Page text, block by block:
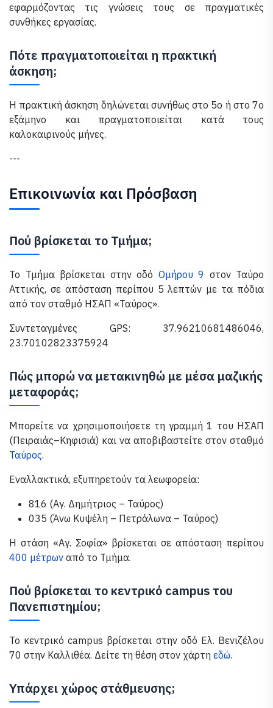
εφαρμόζοντας τις γνώσεις τους σε πραγματικές
συνθήκες εργασίας.
Πότε πραγματοποιείται η πρακτική
άσκηση;
Η πρακτική άσκηση δηλώνεται συνήθως στο 5ο ή στο 7ο
εξάμηνο και πραγματοποιείται κατά τους
καλοκαιρινούς μήνες.
---
Επικοινωνία και Πρόσβαση
Πού βρίσκεται το Τμήμα;
Το Τμήμα βρίσκεται στην οδό Ομήρου 9 στον Ταύρο
Αττικής, σε απόσταση περίπου 5 λεπτών με τα πόδια
από τον σταθμό ΗΣΑΠ «Ταύρος».
Συντεταγμένες GPS: 37.96210681486046,
23.70102823375924
Πώς μπορώ να μετακινηθώ με μέσα μαζικής
μεταφοράς;
Μπορείτε να χρησιμοποιήσετε τη γραμμή 1 του ΗΣΑΠ
(Πειραιάς–Κηφισιά) και να αποβιβαστείτε στον σταθμό
Ταύρος.
Εναλλακτικά, εξυπηρετούν τα λεωφορεία:
816 (Αγ. Δημήτριος – Ταύρος)
035 (Άνω Κυψέλη – Πετράλωνα – Ταύρος)
Η στάση «Αγ. Σοφία» βρίσκεται σε απόσταση περίπου
400 μέτρων από το Τμήμα.
Πού βρίσκεται το κεντρικό campus του
Πανεπιστημίου;
Το κεντρικό campus βρίσκεται στην οδό Ελ. Βενιζέλου
70 στην Καλλιθέα. Δείτε τη θέση στον χάρτη εδώ.
Υπάρχει χώρος στάθμευσης;